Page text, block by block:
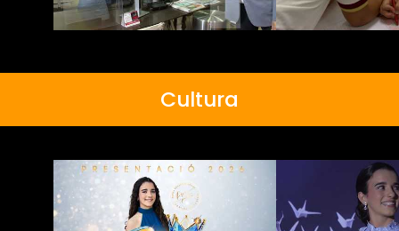
Cultura